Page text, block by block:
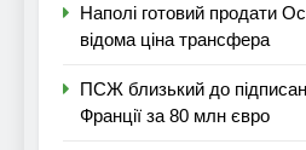
Наполі готовий продати
відома ціна трансфера
ПСЖ близький до
Франції за 80 млн євро